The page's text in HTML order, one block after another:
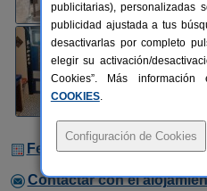
Fechas Libres
Contactar con el
publicitarias), personalizadas
publicidad ajustada a tus
desactivarlas por completo
elegir su activación/
Cookies”. Más
COOKIES.